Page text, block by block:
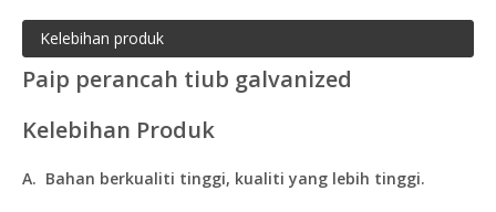
Kelebihan produk
Paip perancah tiub galvanized
Kelebihan Produk
A. Bahan berkualiti tinggi, kualiti yang lebih tinggi.